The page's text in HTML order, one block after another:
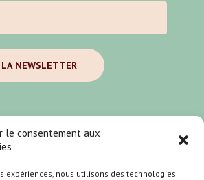
le consentement aux
expériences, nous utilisons des technologies